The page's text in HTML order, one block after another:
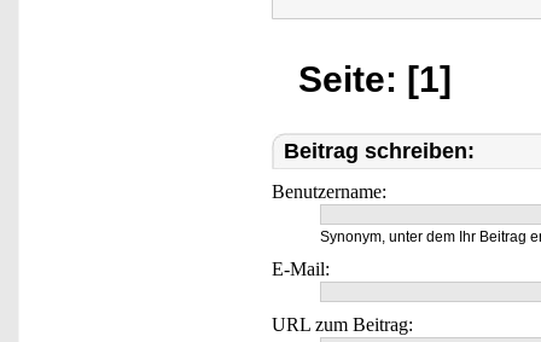
Seite: [1]
Beitrag schreiben:
Benutzername:
Synonym, unter dem Ihr Beitrag
E-Mail:
URL zum Beitrag: